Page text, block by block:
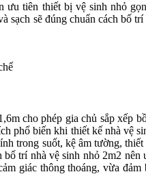
ưu tiên thiết bị vệ sinh nhỏ
sạch sẽ đúng chuẩn cách bố
cho phép gia chủ sắp xếp
phổ biến khi thiết kế nhà vệ
trong suốt, kệ âm tường, thiết
trí nhà vệ sinh nhỏ 2m2 nên
giác thông thoáng, vừa đảm